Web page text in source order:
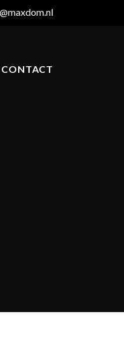
CONTACT